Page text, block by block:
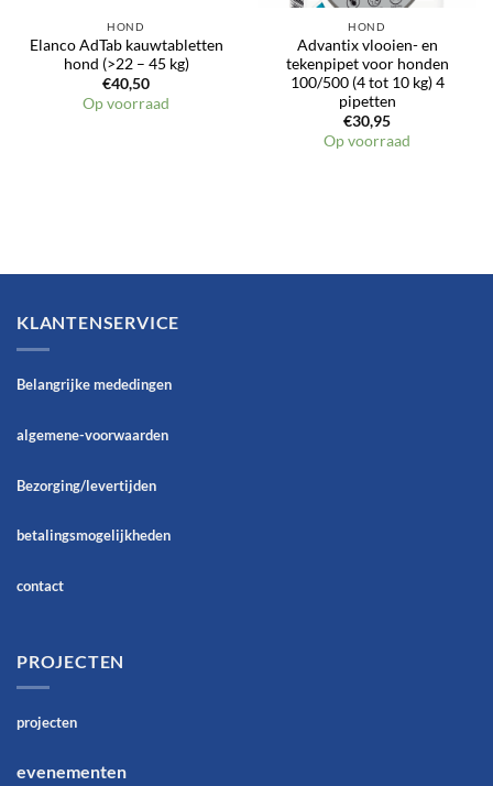
HOND
Elanco AdTab kauwtabletten
hond (>22 – 45 kg)
€40,50
Op voorraad
HOND
Advantix vlooien- en
tekenpipet voor honden
100/500 (4 tot 10 kg) 4
pipetten
€30,95
Op voorraad
KLANTENSERVICE
Belangrijke mededingen
algemene-voorwaarden
Bezorging/levertijden
betalingsmogelijkheden
contact
PROJECTEN
projecten
evenementen